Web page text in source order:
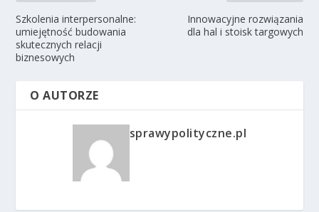
Szkolenia interpersonalne:
umiejętność budowania
skutecznych relacji
biznesowych
Innowacyjne rozwiązania
dla hal i stoisk targowych
O AUTORZE
sprawypolityczne.pl